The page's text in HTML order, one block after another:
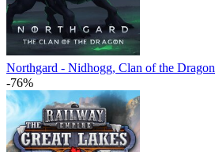
Northgard - Nidhogg, Clan of the Dragon
-76%